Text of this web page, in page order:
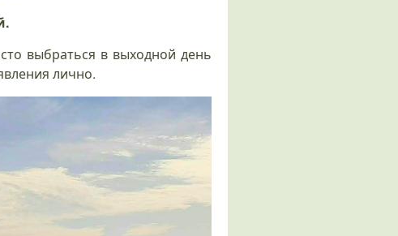
выбраться в выходной день
лично.